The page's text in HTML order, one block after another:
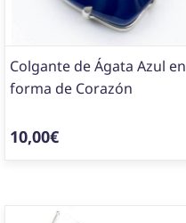
Colgante de Ágata Azul en
forma de Corazón
10,00€